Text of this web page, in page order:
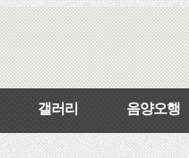
갤러리 음양오행